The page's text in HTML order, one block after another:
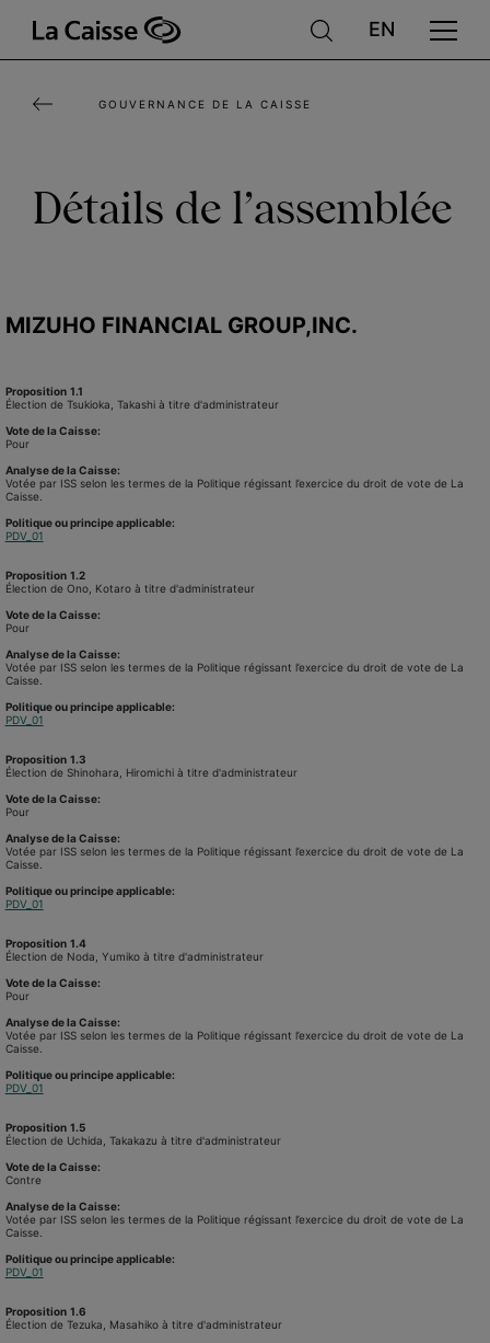
principal
GOUVERNANCE DE LA CAISSE
Détails de l’assemblée
MIZUHO FINANCIAL GROUP,INC.
Proposition 1.1
Élection de Tsukioka, Takashi à titre d'administrateur
Vote de la Caisse:
Pour
Analyse de la Caisse:
Votée par ISS selon les termes de la Politique régissant l’exercice du droit de vote de La
Caisse.
Politique ou principe applicable:
PDV_01
Proposition 1.2
Élection de Ono, Kotaro à titre d'administrateur
Vote de la Caisse:
Pour
Analyse de la Caisse:
Votée par ISS selon les termes de la Politique régissant l’exercice du droit de vote de La
Caisse.
Politique ou principe applicable:
PDV_01
Proposition 1.3
Élection de Shinohara, Hiromichi à titre d'administrateur
Vote de la Caisse:
Pour
Analyse de la Caisse:
Votée par ISS selon les termes de la Politique régissant l’exercice du droit de vote de La
Caisse.
Politique ou principe applicable:
PDV_01
Proposition 1.4
Élection de Noda, Yumiko à titre d'administrateur
Vote de la Caisse:
Pour
Analyse de la Caisse:
Votée par ISS selon les termes de la Politique régissant l’exercice du droit de vote de La
Caisse.
Politique ou principe applicable:
PDV_01
Proposition 1.5
Élection de Uchida, Takakazu à titre d'administrateur
Vote de la Caisse:
Contre
Analyse de la Caisse:
Votée par ISS selon les termes de la Politique régissant l’exercice du droit de vote de La
Caisse.
Politique ou principe applicable:
PDV_01
Proposition 1.6
Élection de Tezuka, Masahiko à titre d'administrateur